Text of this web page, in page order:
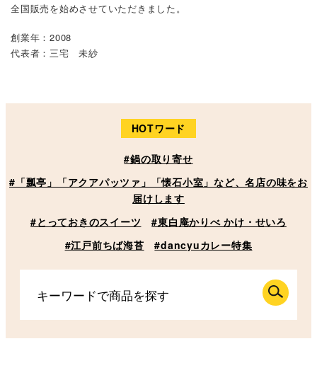
全国販売を始めさせていただきました。
創業年：2008
代表者：三宅 未紗
HOTワード
#鍋の取り寄せ
#「瓢亭」「アクアパッツァ」「懐石小室」など、名店の味をお
届けします
#とっておきのスイーツ
#東白庵かりべ かけ・せいろ
#江戸前ちば海苔
#dancyuカレー特集